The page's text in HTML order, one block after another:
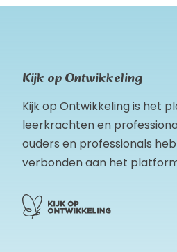
Kijk op Ontwikkeling
Kijk op Ontwikkeling is het
leerkrachten en
ouders en professionals
verbonden aan het